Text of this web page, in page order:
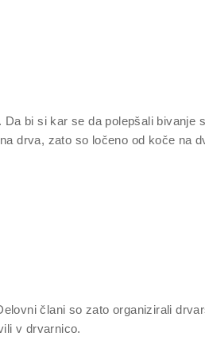
bi si kar se da polepšali bivanje
drva, zato so ločeno od koče na
člani so zato organizirali
v drvarnico.